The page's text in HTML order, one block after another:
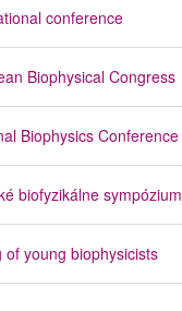
conference
Biophysical Congress
Biophysics Conference
biofyzikálne sympózium
of young biophysicists